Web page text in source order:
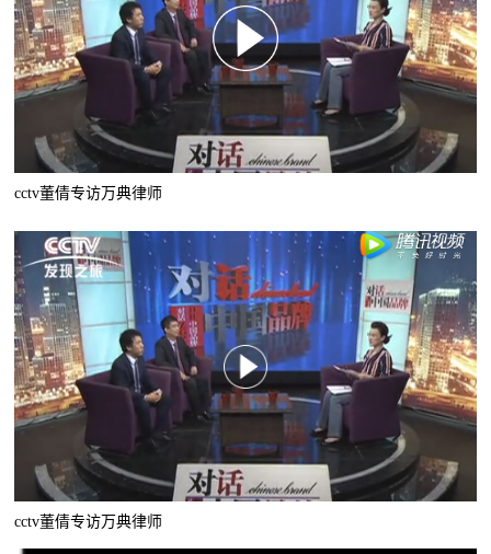
cctv董倩专访万典律师
cctv董倩专访万典律师